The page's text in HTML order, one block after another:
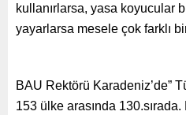
kullanırlarsa, yasa koyucular
yayarlarsa mesele çok farklı
BAU Rektörü Karadeniz’de”
153 ülke arasında